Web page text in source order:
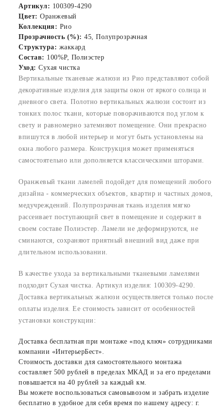
Артикул: 100309-4290
Цвет: Оранжевый
Коллекция: Рио
Прозрачность (%): 45, Полупрозрачная
Структура: жаккард
Состав: 100%P, Полиэстер
Уход: Сухая чистка
Вертикальные тканевые жалюзи из Рио представляют собой
декоративные изделия для защиты окон от яркого солнца и
дневного света. Полотно вертикальных жалюзи состоит из
тонких полос ткани, которые поворачиваются под углом к
свету и равномерно затемняют помещение. Они прекрасно
впишутся в любой интерьер и могут быть установлены на
окна любого размера. Конструкция может применяться
самостоятельно или дополняется классическими шторами.
Оранжевый ткани ламелей подойдет для помещений любого
дизайна - коммерческих объектов, квартир и частных домов,
медучреждений. Полупрозрачная ткань изделия мягко
рассеивает поступающий свет в помещение и содержит в
своем составе Полиэстер. Ламели не деформируются, не
сминаются, сохраняют приятный внешний вид даже при
длительном использовании.
В качестве ухода за вертикальными тканевыми ламелями
подходит Сухая чистка. Артикул изделия: 100309-4290.
Доставка вертикальных жалюзи осуществляется только после
оплаты изделия. Ее стоимость зависит от особенностей
установки конструкции:
Доставка бесплатная при монтаже «под ключ» сотрудниками
компании «ИнтерьерБест».
Стоимость доставки для самостоятельного монтажа
составляет 500 рублей в пределах МКАД и за его пределами
повышается на 40 рублей за каждый км.
Вы можете воспользоваться самовывозом и забрать изделие
бесплатно в удобное для себя время по нашему адресу: г.